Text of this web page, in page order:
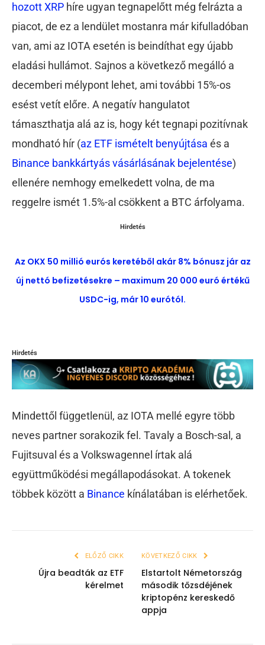
hozott XRP híre ugyan tegnapelőtt még felrázta a
piacot, de ez a lendület mostanra már kifulladóban
van, ami az IOTA esetén is beindíthat egy újabb
eladási hullámot. Sajnos a következő megálló a
decemberi mélypont lehet, ami további 15%-os
esést vetít előre. A negatív hangulatot
támaszthatja alá az is, hogy két tegnapi pozitívnak
mondható hír (az ETF ismételt benyújtása és a
Binance bankkártyás vásárlásának bejelentése)
ellenére nemhogy emelkedett volna, de ma
reggelre ismét 1.5%-al csökkent a BTC árfolyama.
Hirdetés
Az OKX 50 millió eurós keretéből akár 8% bónusz jár az
új nettó befizetésekre – maximum 20 000 euró értékű
USDC-ig, már 10 eurótól.
Hirdetés
Mindettől függetlenül, az IOTA mellé egyre több
neves partner sorakozik fel. Tavaly a Bosch-sal, a
Fujitsuval és a Volkswagennel írtak alá
együttműködési megállapodásokat. A tokenek
többek között a Binance kínálatában is elérhetőek.
ELŐZŐ CIKK
Újra beadták az ETF
kérelmet
KÖVETKEZŐ CIKK
Elstartolt Németország
második tőzsdéjének
kriptopénz kereskedő
appja